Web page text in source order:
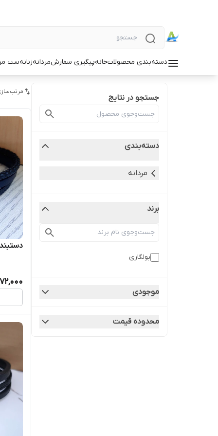
دسته‌بندی محصولاتخانهپیگیری سفارشمردانهزنانهست
جستجو در نتایج
دسته‌بندی
مردانه
برند
بولگاری
موجودی
محدوده قیمت